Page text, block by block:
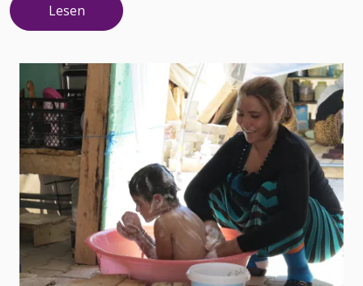
Lesen